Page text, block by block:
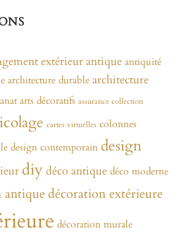
extérieurantique antiquité
architecture durable architecture
arts décoratifs assurance collection
cartes virtuelles colonnes
design contemporain design
diy déco antique déco moderne
antiquedécoration extérieure
décoration murale